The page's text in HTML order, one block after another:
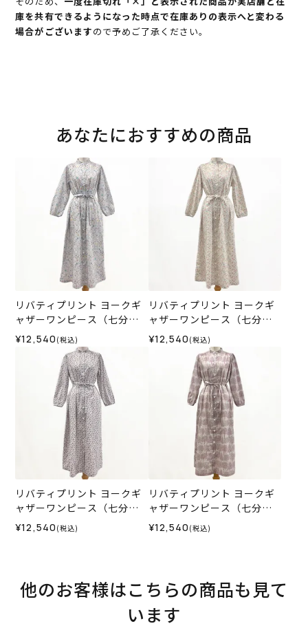
庫を共有できるようになった時点で在庫ありの表示へと変わる
場合がございますので予めご了承ください。
あなたにおすすめの商品
リバティプリント ヨークギ
ャザーワンピース（七分
袖）＜LLサイズ＞35M
¥12,540 (税込)
リバティプリント ヨークギ
ャザーワンピース（七分
袖）＜LLサイズ＞35H
¥12,540 (税込)
リバティプリント ヨークギ
ャザーワンピース（七分
袖）＜Mサイズ＞35I
¥12,540 (税込)
リバティプリント ヨークギ
ャザーワンピース（七分
袖）＜Lサイズ＞35K
¥12,540 (税込)
他のお客様はこちらの商品も見て
います